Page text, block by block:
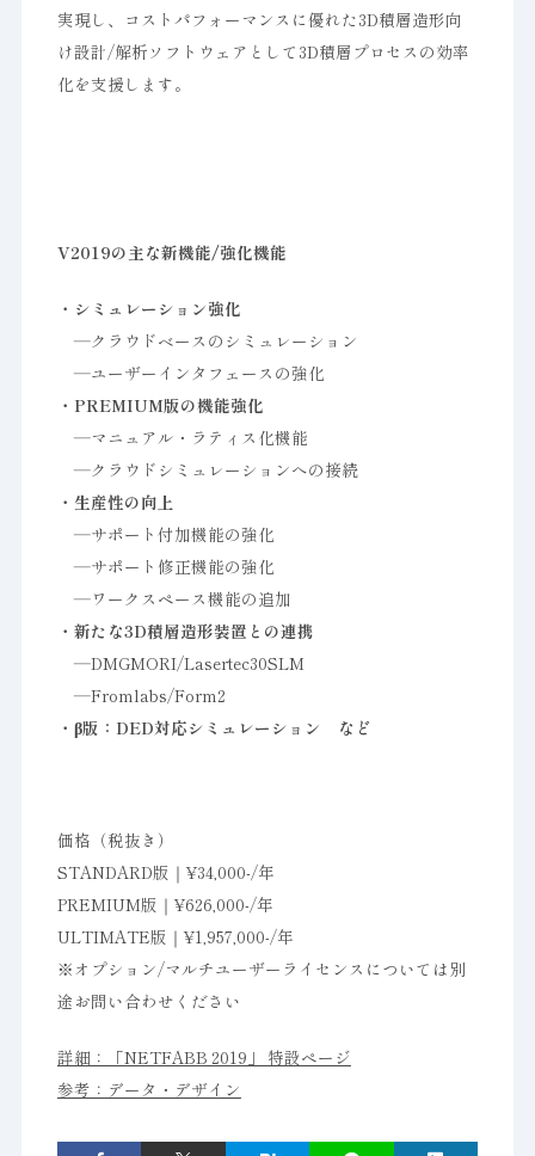
実現し、コストパフォーマンスに優れた3D積層造形向
け設計/解析ソフトウェアとして3D積層プロセスの効率
化を支援します。
V2019の主な新機能/強化機能
・シミュレーション強化
―クラウドベースのシミュレーション
―ユーザーインタフェースの強化
・PREMIUM版の機能強化
―マニュアル・ラティス化機能
―クラウドシミュレーションへの接続
・生産性の向上
―サポート付加機能の強化
―サポート修正機能の強化
―ワークスペース機能の追加
・新たな3D積層造形装置との連携
―DMGMORI/Lasertec30SLM
―Fromlabs/Form2
・β版：DED対応シミュレーション など
価格（税抜き）
STANDARD版｜¥34,000-/年
PREMIUM版｜¥626,000-/年
ULTIMATE版｜¥1,957,000-/年
※オプション/マルチユーザーライセンスについては別
途お問い合わせください
詳細：「NETFABB 2019」 特設ページ
参考：データ・デザイン